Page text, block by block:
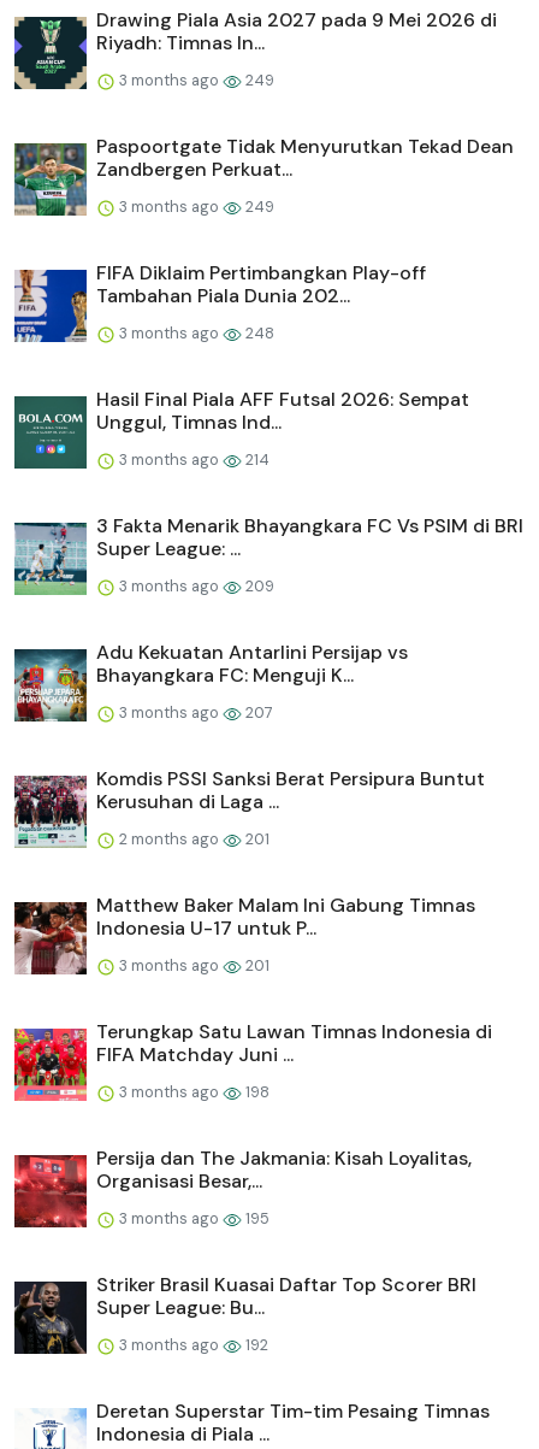
Drawing Piala Asia 2027 pada 9 Mei 2026 di
Riyadh: Timnas In...
3 months ago 249
Paspoortgate Tidak Menyurutkan Tekad Dean
Zandbergen Perkuat...
3 months ago 249
FIFA Diklaim Pertimbangkan Play-off
Tambahan Piala Dunia 202...
3 months ago 248
Hasil Final Piala AFF Futsal 2026: Sempat
Unggul, Timnas Ind...
3 months ago 214
3 Fakta Menarik Bhayangkara FC Vs PSIM di BRI
Super League: ...
3 months ago 209
Adu Kekuatan Antarlini Persijap vs
Bhayangkara FC: Menguji K...
3 months ago 207
Komdis PSSI Sanksi Berat Persipura Buntut
Kerusuhan di Laga ...
2 months ago 201
Matthew Baker Malam Ini Gabung Timnas
Indonesia U-17 untuk P...
3 months ago 201
Terungkap Satu Lawan Timnas Indonesia di
FIFA Matchday Juni ...
3 months ago 198
Persija dan The Jakmania: Kisah Loyalitas,
Organisasi Besar,...
3 months ago 195
Striker Brasil Kuasai Daftar Top Scorer BRI
Super League: Bu...
3 months ago 192
Deretan Superstar Tim-tim Pesaing Timnas
Indonesia di Piala ...